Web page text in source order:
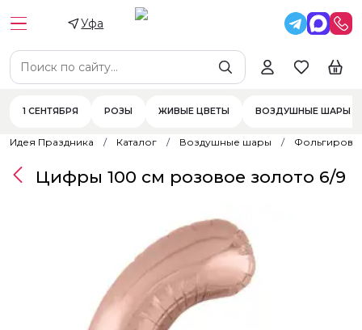
Уфа
1 СЕНТЯБРЯ РОЗЫ ЖИВЫЕ ЦВЕТЫ ВОЗДУШНЫЕ ШАРЫ
Идея Праздника Каталог Воздушные шары
Цифры 100 см розовое золото 6/9